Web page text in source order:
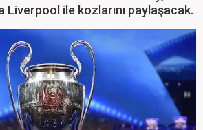
Liverpool ile kozlarını paylaşacak.